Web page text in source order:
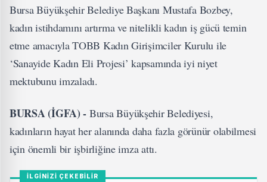
Bursa Büyükşehir Belediye Başkanı Mustafa Bozbey,
kadın istihdamını artırma ve nitelikli kadın iş gücü temin
etme amacıyla TOBB Kadın Girişimciler Kurulu ile
‘Sanayide Kadın Eli Projesi’ kapsamında iyi niyet
mektubunu imzaladı.
BURSA (İGFA) - Bursa Büyükşehir Belediyesi,
kadınların hayat her alanında daha fazla görünür olabilmesi
için önemli bir işbirliğine imza attı.
İLGİNİZİ ÇEKEBİLİR